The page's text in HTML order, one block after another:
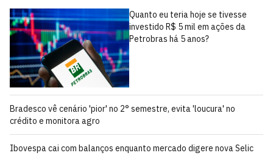
Quanto eu teria hoje se tivesse
investido R$ 5 mil em ações da
Petrobras há 5 anos?
Bradesco vê cenário 'pior' no 2° semestre, evita 'loucura' no
crédito e monitora agro
Ibovespa cai com balanços enquanto mercado digere nova Selic